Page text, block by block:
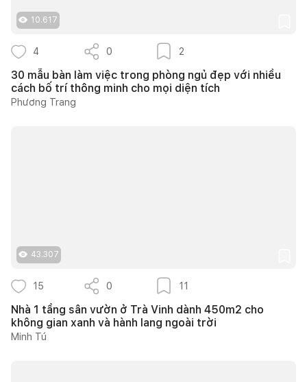
10.617
4 0 2
30 mẫu bàn làm việc trong phòng ngủ đẹp với nhiều
cách bố trí thông minh cho mọi diện tích
Phương Trang
43.307
15 0 11
Nhà 1 tầng sân vườn ở Trà Vinh dành 450m2 cho
không gian xanh và hành lang ngoài trời
Minh Tú